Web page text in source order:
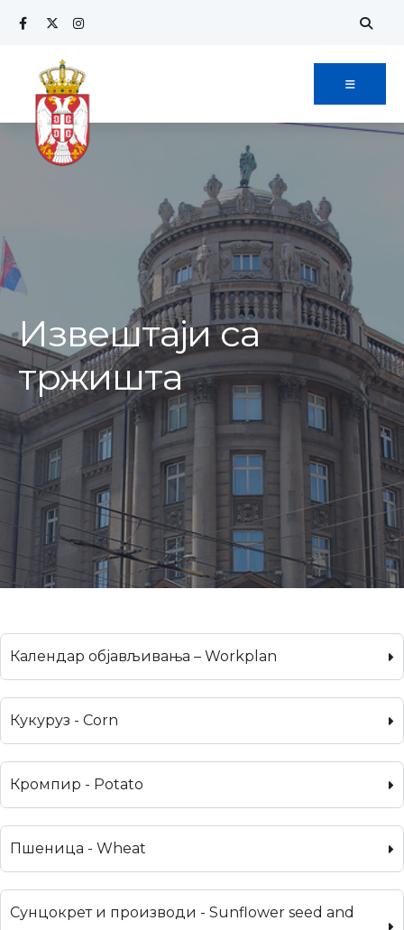
Извештаји са
тржишта
Календар објављивања – Workplan
Кукуруз - Corn
Кромпир - Potato
Пшеница - Wheat
Сунцокрет и производи - Sunflower seed and